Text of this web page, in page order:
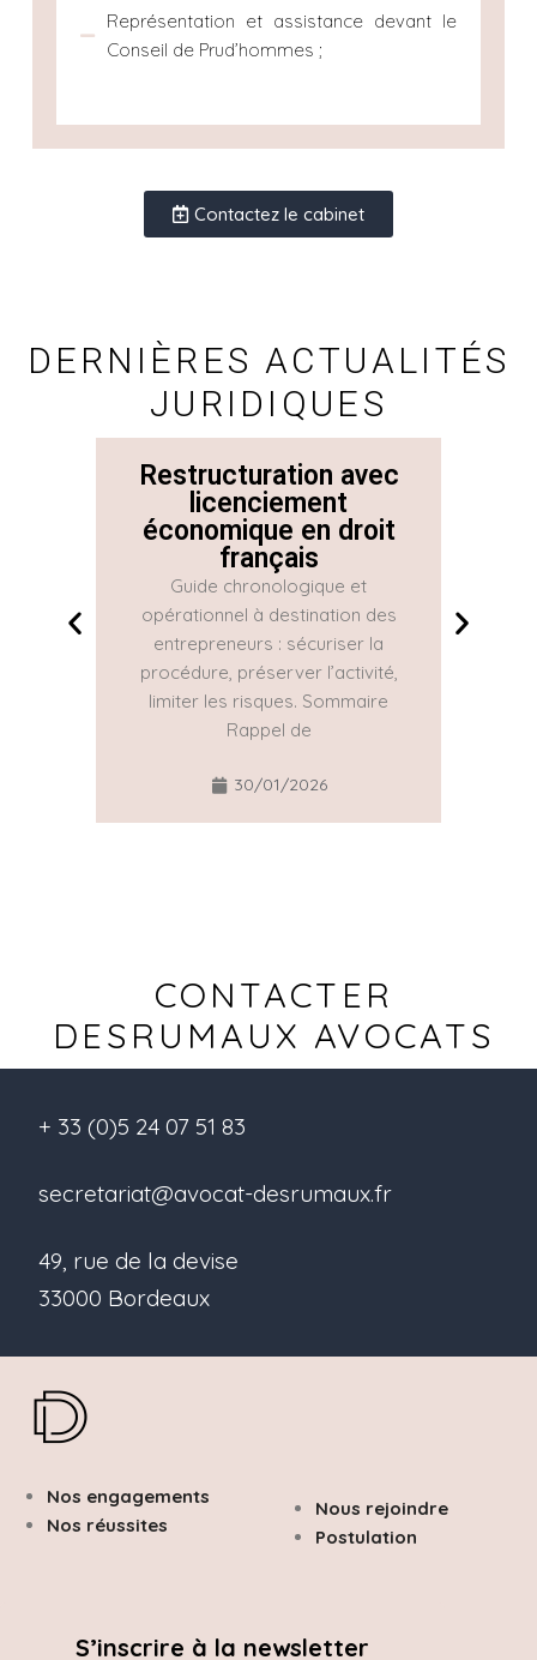
Représentation et assistance devant le
Conseil de Prud’hommes ;
Contactez le cabinet
DERNIÈRES ACTUALITÉS
JURIDIQUES
Restructuration avec
licenciement
économique en droit
français
Guide chronologique et
opérationnel à destination des
entrepreneurs : sécuriser la
procédure, préserver l’activité,
limiter les risques. Sommaire
Rappel de
30/01/2026
CONTACTER
DESRUMAUX AVOCATS
+ 33 (0)5 24 07 51 83
secretariat@avocat-desrumaux.fr
49, rue de la devise
33000 Bordeaux
Nous rejoindre
Postulation
Nos engagements
Nos réussites
S’inscrire à la newsletter